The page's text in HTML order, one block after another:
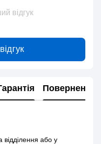
відгук
Повернення
або у